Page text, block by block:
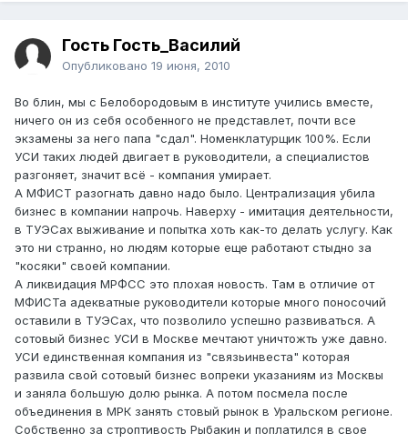
Гость Гость_Василий
Опубликовано 19 июня, 2010
Во блин, мы с Белобородовым в институте учились вместе,
ничего он из себя особенного не представлет, почти все
экзамены за него папа "сдал". Номенклатурщик 100%. Если
УСИ таких людей двигает в руководители, а специалистов
разгоняет, значит всё - компания умирает.
А МФИСТ разогнать давно надо было. Централизация убила
бизнес в компании напрочь. Наверху - имитация деятельности,
в ТУЭСах выживание и попытка хоть как-то делать услугу. Как
это ни странно, но людям которые еще работают стыдно за
"косяки" своей компании.
А ликвидация МРФСС это плохая новость. Там в отличие от
МФИСТа адекватные руководители которые много поносочий
оставили в ТУЭСах, что позволило успешно развиваться. А
сотовый бизнес УСИ в Москве мечтают уничтожть уже давно.
УСИ единственная компания из "связьинвеста" которая
развила свой сотовый бизнес вопреки указаниям из Москвы
и заняла большую долю рынка. А потом посмела после
объединения в МРК занять стовый рынок в Уральском регионе.
Собственно за строптивость Рыбакин и поплатился в свое